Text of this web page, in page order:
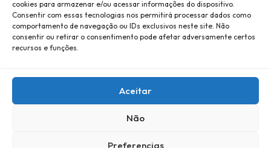
cookies para armazenar e/ou acessar informações do dispositivo.
Consentir com essas tecnologias nos permitirá processar dados como
comportamento de navegação ou IDs exclusivos neste site. Não
consentir ou retirar o consentimento pode afetar adversamente certos
recursos e funções.
Aceitar
Não
Preferencias